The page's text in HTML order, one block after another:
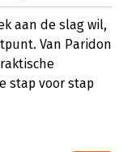
aan de slag wil,
Van Paridon
stap voor stap